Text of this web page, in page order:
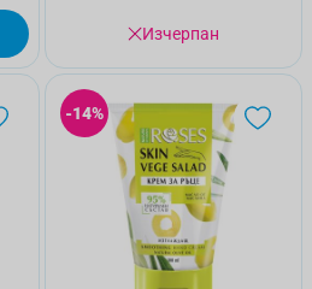
Изчерпан
-14%